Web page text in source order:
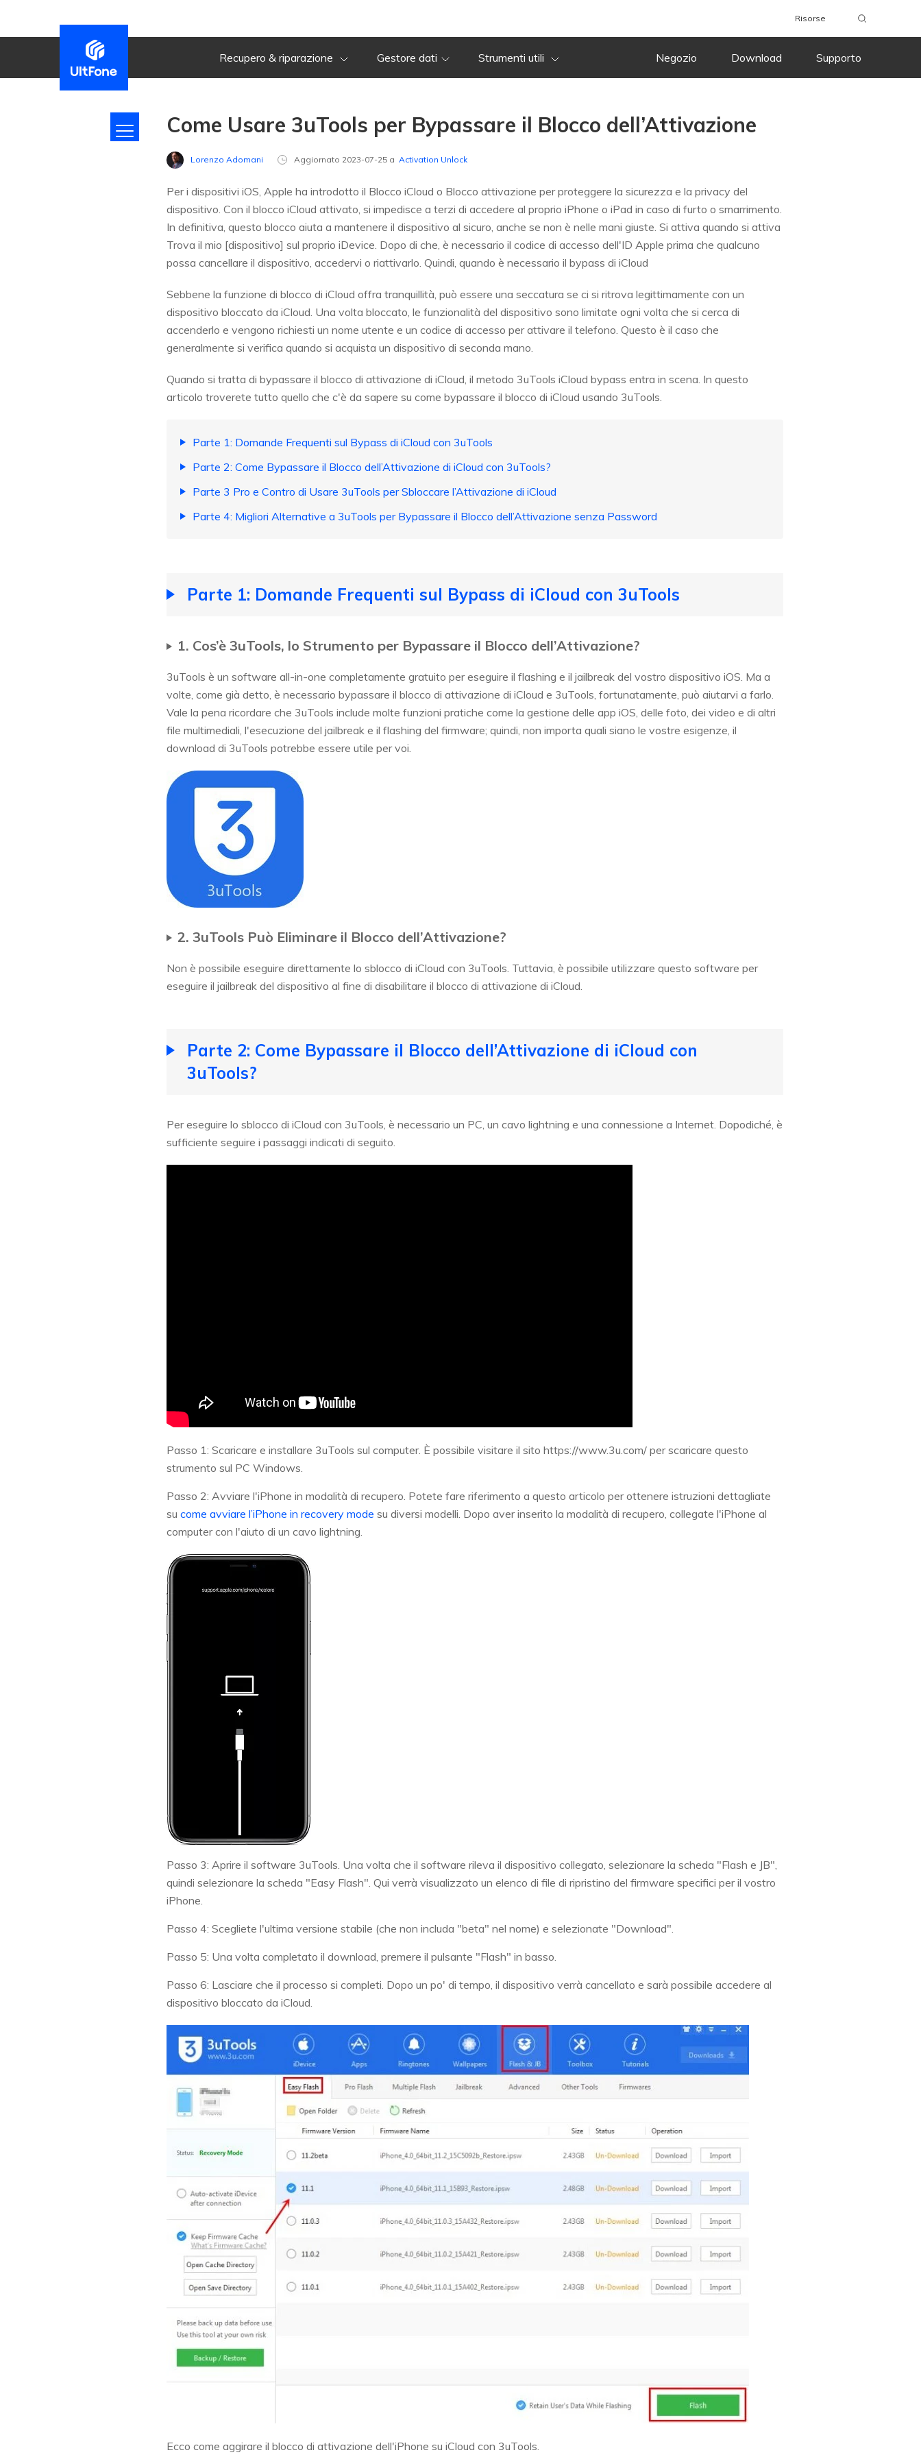
Risorse
Recupero & riparazione Gestore dati Strumenti utili Negozio Download Supporto
Come Usare 3uTools per Bypassare il Blocco dell’Attivazione
Lorenzo Adomani Aggiornato 2023-07-25 a Activation Unlock
Per i dispositivi iOS, Apple ha introdotto il Blocco iCloud o Blocco attivazione per proteggere la sicurezza e la privacy del
dispositivo. Con il blocco iCloud attivato, si impedisce a terzi di accedere al proprio iPhone o iPad in caso di furto o smarrimento.
In definitiva, questo blocco aiuta a mantenere il dispositivo al sicuro, anche se non è nelle mani giuste. Si attiva quando si attiva
Trova il mio [dispositivo] sul proprio iDevice. Dopo di che, è necessario il codice di accesso dell'ID Apple prima che qualcuno
possa cancellare il dispositivo, accedervi o riattivarlo. Quindi, quando è necessario il bypass di iCloud
Sebbene la funzione di blocco di iCloud offra tranquillità, può essere una seccatura se ci si ritrova legittimamente con un
dispositivo bloccato da iCloud. Una volta bloccato, le funzionalità del dispositivo sono limitate ogni volta che si cerca di
accenderlo e vengono richiesti un nome utente e un codice di accesso per attivare il telefono. Questo è il caso che
generalmente si verifica quando si acquista un dispositivo di seconda mano.
Quando si tratta di bypassare il blocco di attivazione di iCloud, il metodo 3uTools iCloud bypass entra in scena. In questo
articolo troverete tutto quello che c'è da sapere su come bypassare il blocco di iCloud usando 3uTools.
Parte 1: Domande Frequenti sul Bypass di iCloud con 3uTools
Parte 2: Come Bypassare il Blocco dell’Attivazione di iCloud con 3uTools?
Parte 3 Pro e Contro di Usare 3uTools per Sbloccare l’Attivazione di iCloud
Parte 4: Migliori Alternative a 3uTools per Bypassare il Blocco dell’Attivazione senza Password
Parte 1: Domande Frequenti sul Bypass di iCloud con 3uTools
1. Cos’è 3uTools, lo Strumento per Bypassare il Blocco dell’Attivazione?
3uTools è un software all-in-one completamente gratuito per eseguire il flashing e il jailbreak del vostro dispositivo iOS. Ma a
volte, come già detto, è necessario bypassare il blocco di attivazione di iCloud e 3uTools, fortunatamente, può aiutarvi a farlo.
Vale la pena ricordare che 3uTools include molte funzioni pratiche come la gestione delle app iOS, delle foto, dei video e di altri
file multimediali, l'esecuzione del jailbreak e il flashing del firmware; quindi, non importa quali siano le vostre esigenze, il
download di 3uTools potrebbe essere utile per voi.
2. 3uTools Può Eliminare il Blocco dell’Attivazione?
Non è possibile eseguire direttamente lo sblocco di iCloud con 3uTools. Tuttavia, è possibile utilizzare questo software per
eseguire il jailbreak del dispositivo al fine di disabilitare il blocco di attivazione di iCloud.
Parte 2: Come Bypassare il Blocco dell’Attivazione di iCloud con
3uTools?
Per eseguire lo sblocco di iCloud con 3uTools, è necessario un PC, un cavo lightning e una connessione a Internet. Dopodiché, è
sufficiente seguire i passaggi indicati di seguito.
Passo 1: Scaricare e installare 3uTools sul computer. È possibile visitare il sito https://www.3u.com/ per scaricare questo
strumento sul PC Windows.
Passo 2: Avviare l'iPhone in modalità di recupero. Potete fare riferimento a questo articolo per ottenere istruzioni dettagliate
su come avviare l’iPhone in recovery mode su diversi modelli. Dopo aver inserito la modalità di recupero, collegate l'iPhone al
computer con l'aiuto di un cavo lightning.
Passo 3: Aprire il software 3uTools. Una volta che il software rileva il dispositivo collegato, selezionare la scheda "Flash e JB",
quindi selezionare la scheda "Easy Flash". Qui verrà visualizzato un elenco di file di ripristino del firmware specifici per il vostro
iPhone.
Passo 4: Scegliete l'ultima versione stabile (che non includa "beta" nel nome) e selezionate "Download".
Passo 5: Una volta completato il download, premere il pulsante "Flash" in basso.
Passo 6: Lasciare che il processo si completi. Dopo un po' di tempo, il dispositivo verrà cancellato e sarà possibile accedere al
dispositivo bloccato da iCloud.
Ecco come aggirare il blocco di attivazione dell'iPhone su iCloud con 3uTools.